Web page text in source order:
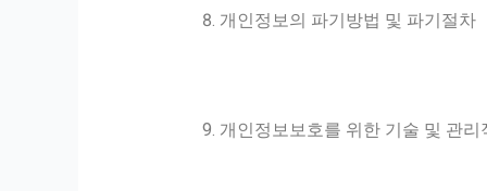
개인정보의 파기방법 및 파기절차
개인정보보호를 위한 기술 및 관